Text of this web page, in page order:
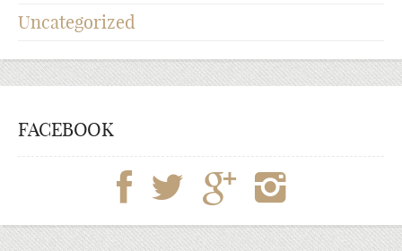
Uncategorized
FACEBOOK